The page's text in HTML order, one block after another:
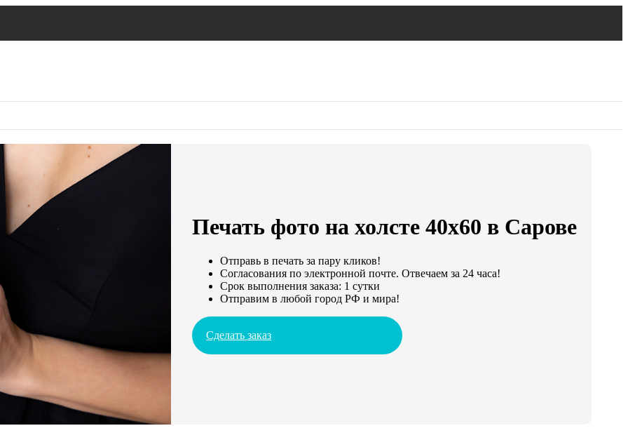
Печать фото на холсте 40х60 в Сарове
Отправь в печать за пару кликов!
Согласования по электронной почте. Отвечаем за 24 часа!
Срок выполнения заказа: 1 сутки
Отправим в любой город РФ и мира!
Сделать заказ